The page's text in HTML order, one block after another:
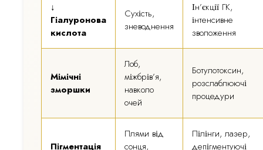
↓
Гіалуронова
кислота
Сухість,
зневоднення
Ін’єкції ГК,
інтенсивне
зволоження
Мімічні
зморшки
Лоб,
міжбрів’я,
навколо
очей
Ботулотоксин,
розслаблюючі
процедури
Пігментація
Плями від
сонця,
Пілінги, лазер,
депігментуючі